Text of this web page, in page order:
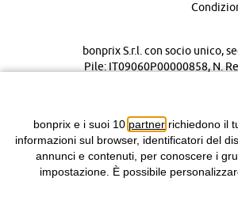
bonprix S.r.l. con socio unico,
Pile: IT09060P00000858, N.
bonprix e i suoi 10 partner richiedono il
informazioni sul browser, identificatori del
annunci e contenuti, per conoscere i
impostazione. È possibile